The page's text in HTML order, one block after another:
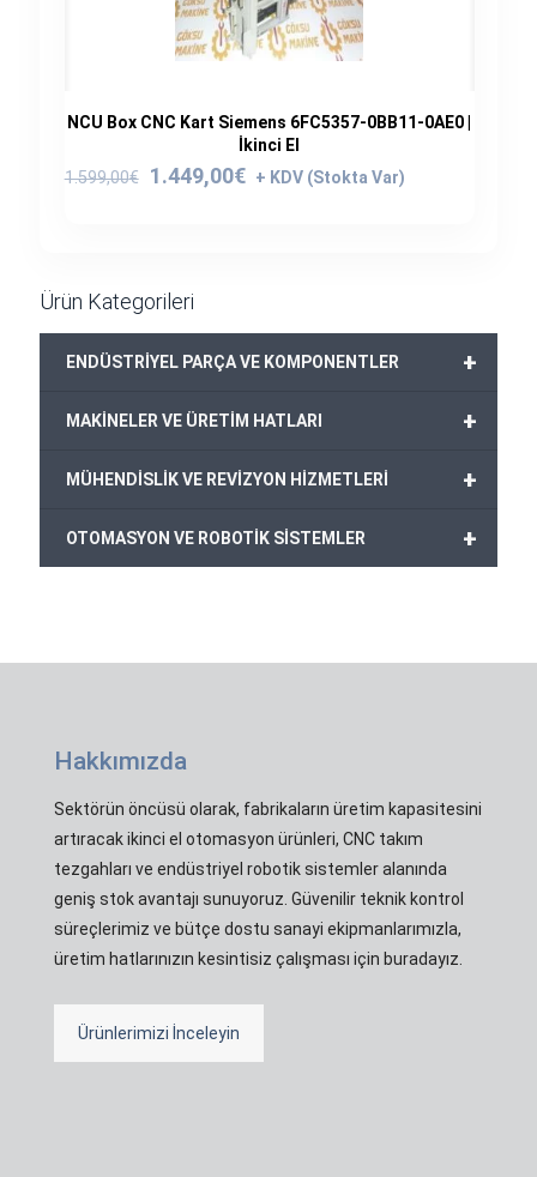
NCU Box CNC Kart Siemens 6FC5357-0BB11-0AE0 |
İkinci El
1.599,00€
Orijinal
1.449,00€
Şu
Ürün Kategorileri
+
ENDÜSTRİYEL PARÇA VE KOMPONENTLER
+
MAKİNELER VE ÜRETİM HATLARI
+
MÜHENDİSLİK VE REVİZYON HİZMETLERİ
+
OTOMASYON VE ROBOTİK SİSTEMLER
Hakkımızda
Sektörün öncüsü olarak, fabrikaların üretim kapasitesini
artıracak ikinci el otomasyon ürünleri, CNC takım
tezgahları ve endüstriyel robotik sistemler alanında
geniş stok avantajı sunuyoruz. Güvenilir teknik kontrol
süreçlerimiz ve bütçe dostu sanayi ekipmanlarımızla,
üretim hatlarınızın kesintisiz çalışması için buradayız.
Ürünlerimizi İnceleyin